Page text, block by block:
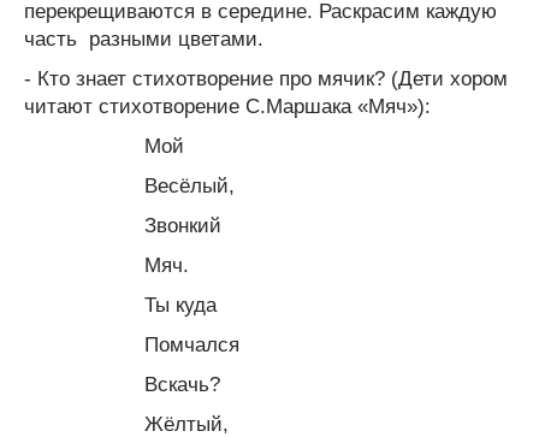
перекрещиваются в середине. Раскрасим каждую
часть разными цветами.
- Кто знает стихотворение про мячик? (Дети хором
читают стихотворение С.Маршака «Мяч»):
Мой
Весёлый,
Звонкий
Мяч.
Ты куда
Помчался
Вскачь?
Жёлтый,